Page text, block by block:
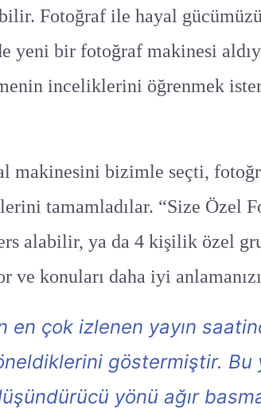
Fotoğraf ile hayal
yeni bir fotoğraf makinesi
inceliklerini öğrenmek
bizimle seçti,
tamamladılar. “Size Özel
alabilir, ya da 4 kişilik özel
konuları daha iyi
en çok izlenen yayın
göstermiştir.
yönü ağır